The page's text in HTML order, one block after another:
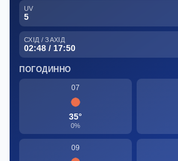
UV
5
СХІД / ЗАХІД
02:48 / 17:50
ПОГОДИННО
07
35°
0%
09